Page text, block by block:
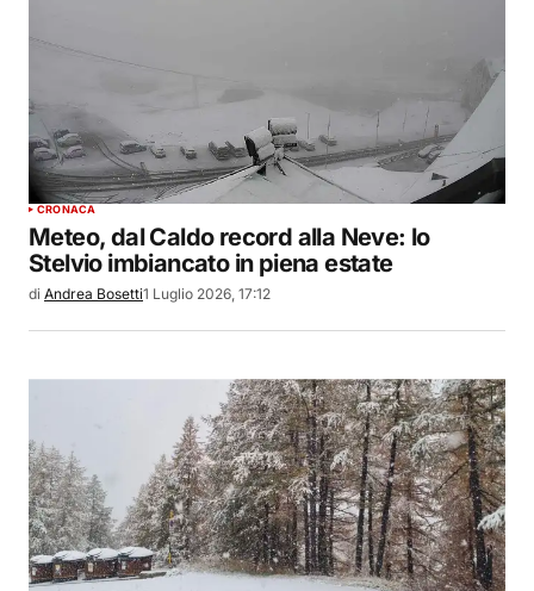
CRONACA
Meteo, dal Caldo record alla Neve: lo
Stelvio imbiancato in piena estate
di Andrea Bosetti1 Luglio 2026, 17:12